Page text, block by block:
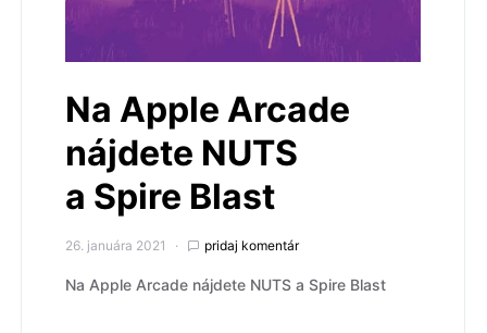
Na Apple Arcade
nájdete NUTS
a Spire Blast
26. januára 2021 pridaj komentár
Na Apple Arcade nájdete NUTS a Spire Blast